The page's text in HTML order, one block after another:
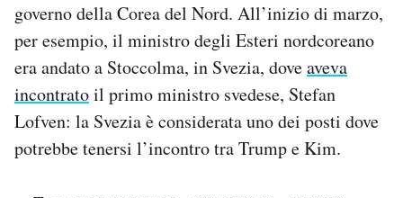
governo della Corea del Nord. All’inizio di marzo,
per esempio, il ministro degli Esteri nordcoreano
era andato a Stoccolma, in Svezia, doveaveva
incontratoil primo ministro svedese, Stefan
Lofven: la Svezia è considerata uno dei posti dove
potrebbe tenersi l’incontro tra Trump e Kim.